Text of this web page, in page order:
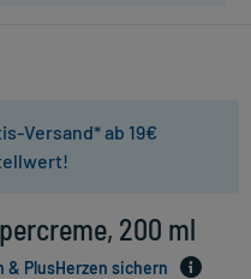
Versand* ab 19€
200 ml
PlusHerzen sichern